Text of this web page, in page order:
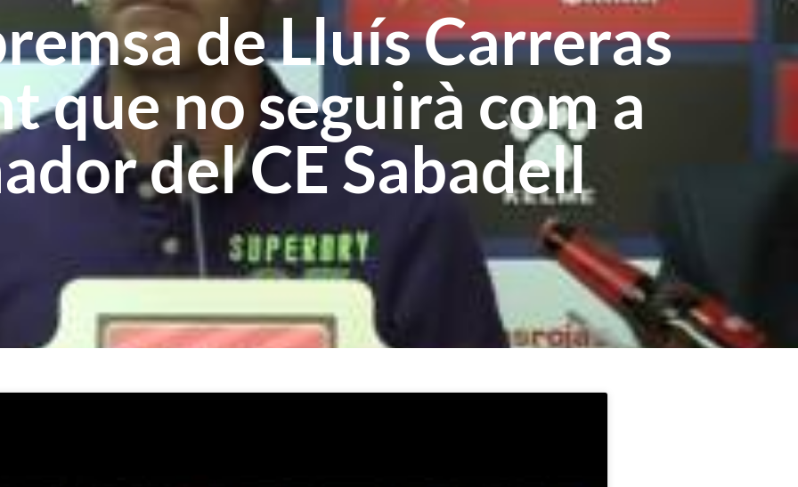
de Lluís Carreras
que no seguirà com a
del CE Sabadell